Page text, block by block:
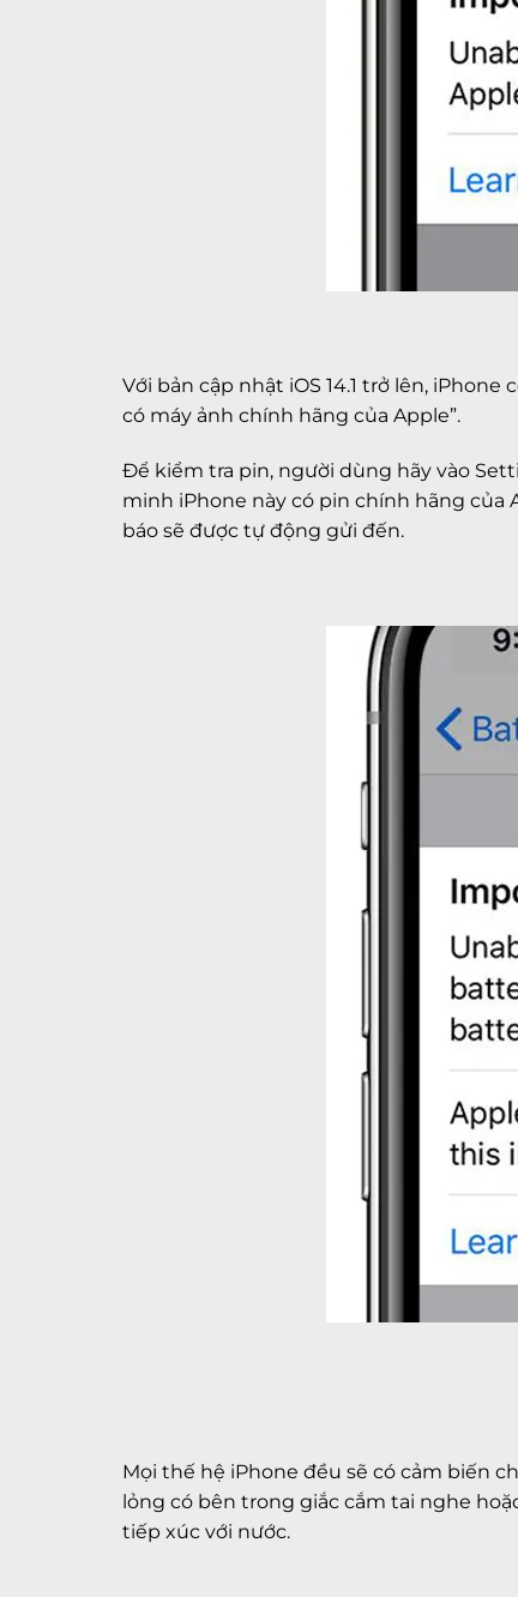
Với bản cập nhật iOS 14.1 trở lên,
có máy ảnh chính hãng của Apple”.
Để kiểm tra pin, người dùng hãy vào
minh iPhone này có pin chính hãng của
báo sẽ được tự động gửi đến.
Mọi thế hệ iPhone đều sẽ có cảm biến
lỏng có bên trong giắc cắm tai nghe
tiếp xúc với nước.